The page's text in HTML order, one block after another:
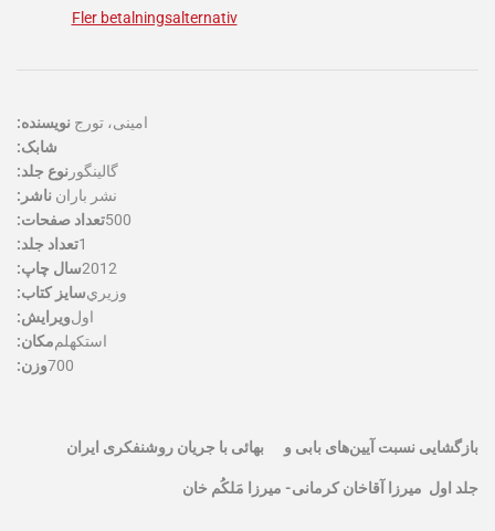
Fler betalningsalternativ
نویسنده: امینی، تورج
شابک:
نوع جلد: گالينگور
ناشر: نشر باران
تعداد صفحات:
تعداد جلد:
سال چاپ:
سایز کتاب:وزيري
ویرایش:اول
مکان:استكهلم
وزن:
بازگشایی نسبت آیین‌های بابی و بهائی با جریان روشنفکری ایران
جلد اول میرزا آقاخان کرمانی- میرزا مَلکُم خان